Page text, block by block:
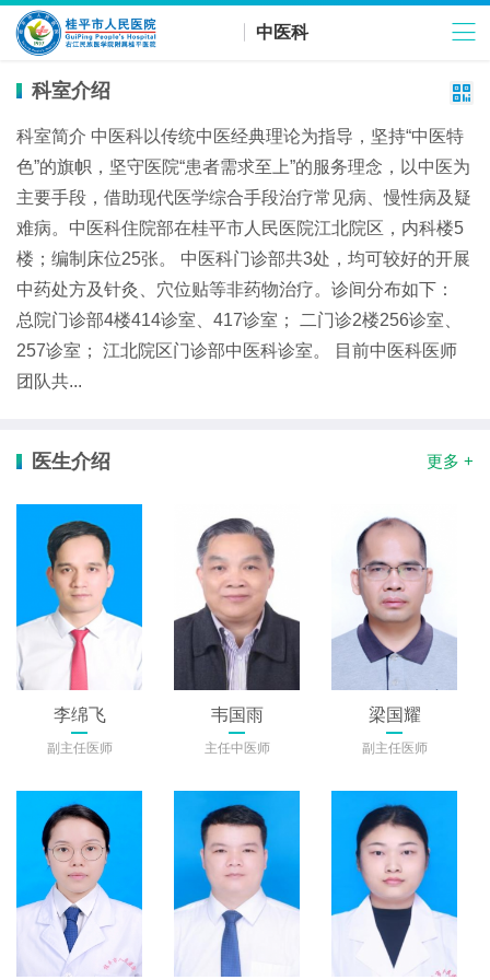
中医科
科室介绍 
科室简介 中医科以传统中医经典理论为指导，坚持“中医特
色”的旗帜，坚守医院“患者需求至上”的服务理念，以中医为
主要手段，借助现代医学综合手段治疗常见病、慢性病及疑
难病。中医科住院部在桂平市人民医院江北院区，内科楼5
楼；编制床位25张。 中医科门诊部共3处，均可较好的开展
中药处方及针灸、穴位贴等非药物治疗。诊间分布如下：
总院门诊部4楼414诊室、417诊室； 二门诊2楼256诊室、
257诊室； 江北院区门诊部中医科诊室。 目前中医科医师
团队共...
医生介绍 更多 +
李绵飞
副主任医师
韦国雨
主任中医师
梁国耀
副主任医师